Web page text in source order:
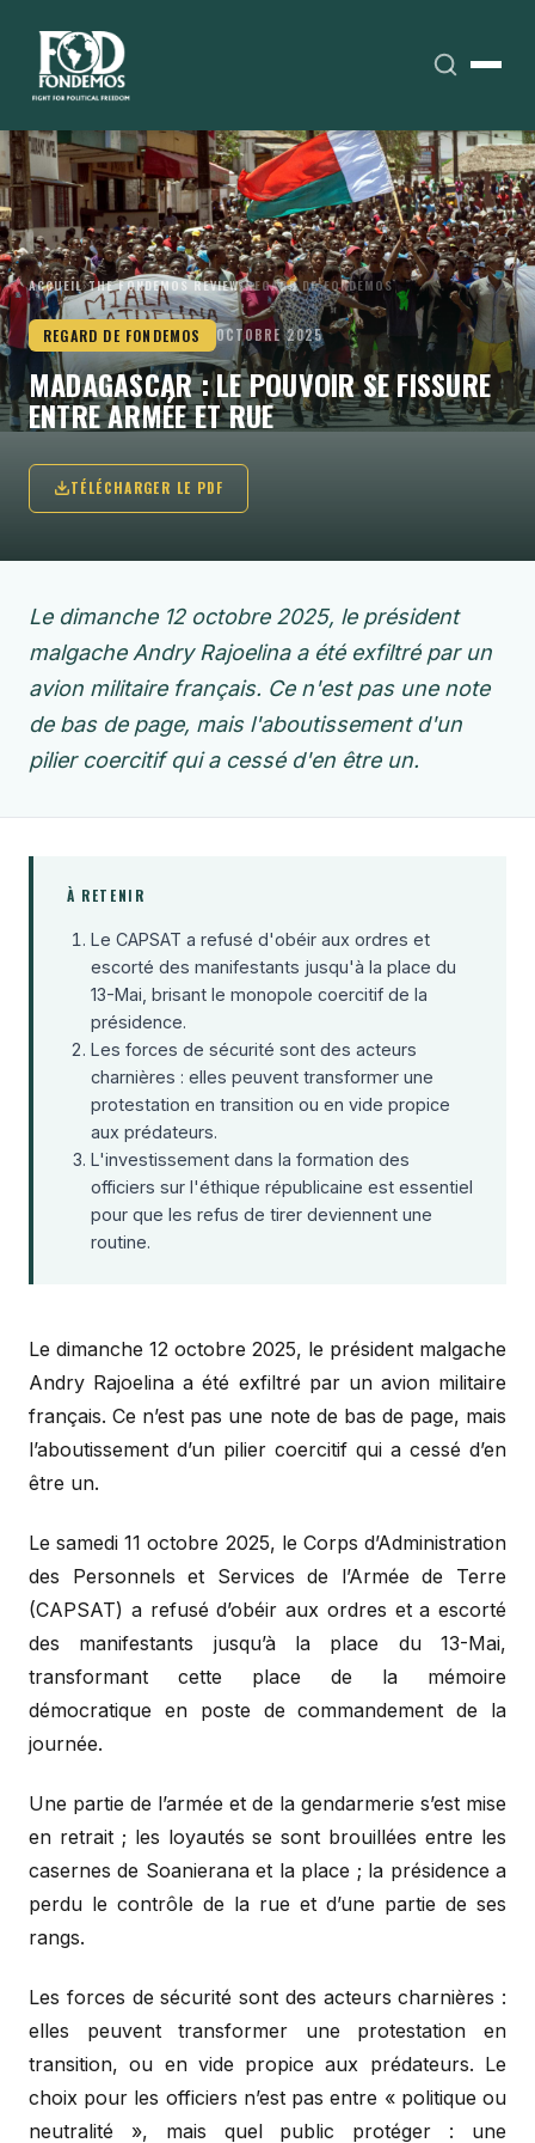
ACCUEIL›THE FONDEMOS REVIEW›REGARD DE FONDEMOS
REGARD DE FONDEMOS OCTOBRE 2025
MADAGASCAR : LE POUVOIR SE FISSURE
ENTRE ARMÉE ET RUE
TÉLÉCHARGER LE PDF
Le dimanche 12 octobre 2025, le président
malgache Andry Rajoelina a été exfiltré par un
avion militaire français. Ce n'est pas une note
de bas de page, mais l'aboutissement d'un
pilier coercitif qui a cessé d'en être un.
À RETENIR
Le CAPSAT a refusé d'obéir aux ordres et
escorté des manifestants jusqu'à la place du
13-Mai, brisant le monopole coercitif de la
présidence.
Les forces de sécurité sont des acteurs
charnières : elles peuvent transformer une
protestation en transition ou en vide propice
aux prédateurs.
L'investissement dans la formation des
officiers sur l'éthique républicaine est essentiel
pour que les refus de tirer deviennent une
routine.
Le dimanche 12 octobre 2025, le président malgache
Andry Rajoelina a été exfiltré par un avion militaire
français. Ce n’est pas une note de bas de page, mais
l’aboutissement d’un pilier coercitif qui a cessé d’en
être un.
Le samedi 11 octobre 2025, le Corps d’Administration
des Personnels et Services de l’Armée de Terre
(CAPSAT) a refusé d’obéir aux ordres et a escorté
des manifestants jusqu’à la place du 13-Mai,
transformant cette place de la mémoire
démocratique en poste de commandement de la
journée.
Une partie de l’armée et de la gendarmerie s’est mise
en retrait ; les loyautés se sont brouillées entre les
casernes de Soanierana et la place ; la présidence a
perdu le contrôle de la rue et d’une partie de ses
rangs.
Les forces de sécurité sont des acteurs charnières :
elles peuvent transformer une protestation en
transition, ou en vide propice aux prédateurs. Le
choix pour les officiers n’est pas entre « politique ou
neutralité », mais quel public protéger : une